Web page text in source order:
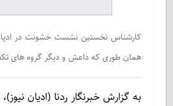
کارشناس نخستین نشست خشونت در
همان طوری که داعش و دیگر گروه های
به گزارش خبرنگار ردنا (ادیان